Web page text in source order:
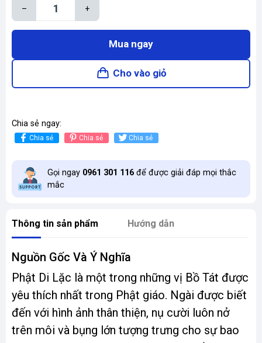
– +
Mua ngay
Cho vào giỏ
Chia sẻ ngay:
Chia sẻ Chia sẻ Chia sẻ
Gọi ngay 0961 301 116 để được giải đáp mọi thắc
mắc
Thông tin sản phẩm Hướng dẫn
Nguồn Gốc Và Ý Nghĩa
Phật Di Lặc là một trong những vị Bồ Tát được
yêu thích nhất trong Phật giáo. Ngài được biết
đến với hình ảnh thân thiện, nụ cười luôn nở
trên môi và bụng lớn tượng trưng cho sự bao